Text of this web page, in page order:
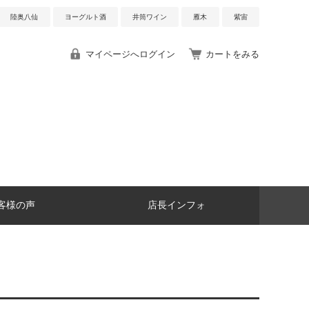
陸奥八仙 ヨーグルト酒 井筒ワイン 雁木 紫宙
マイページへログイン カートをみる
様の声 店長インフォ